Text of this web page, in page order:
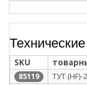
SKU
85119 ТУТ